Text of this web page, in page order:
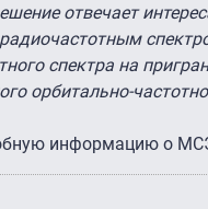
отвечает
спектра на
орбитально-
информацию о